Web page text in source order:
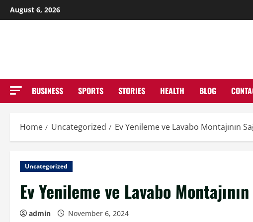
Skip
to
August 6, 2026
BUSINESS SPORTS STORIES HEALTH BLOG
Home Uncategorized Ev Yenileme ve Lavabo Montajının
Uncategorized
Ev Yenileme ve Lavabo
admin November 6, 2024